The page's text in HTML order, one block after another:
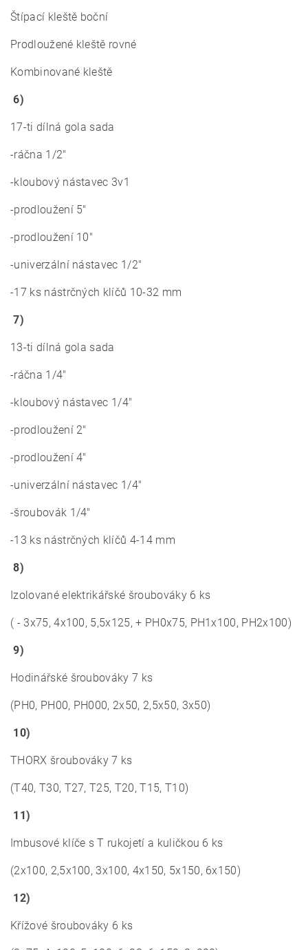
Štípací kleště boční
Prodloužené kleště rovné
Kombinované kleště
6)
17-ti dílná gola sada
-ráčna 1/2"
-kloubový nástavec 3v1
-prodloužení 5"
-prodloužení 10"
-univerzální nástavec 1/2"
-17 ks nástrčných klíčů 10-32 mm
7)
13-ti dílná gola sada
-ráčna 1/4"
-kloubový nástavec 1/4"
-prodloužení 2"
-prodloužení 4"
-univerzální nástavec 1/4"
-šroubovák 1/4"
-13 ks nástrčných klíčů 4-14 mm
8)
Izolované elektrikářské šroubováky 6 ks
( - 3x75, 4x100, 5,5x125, + PH0x75, PH1x100, PH2x100)
9)
Hodinářské šroubováky 7 ks
(PH0, PH00, PH000, 2x50, 2,5x50, 3x50)
10)
THORX šroubováky 7 ks
(T40, T30, T27, T25, T20, T15, T10)
11)
Imbusové klíče s T rukojetí a kuličkou 6 ks
(2x100, 2,5x100, 3x100, 4x150, 5x150, 6x150)
12)
Křížové šroubováky 6 ks